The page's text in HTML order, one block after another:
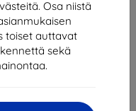
Osa niistä
toiset auttavat
sekä